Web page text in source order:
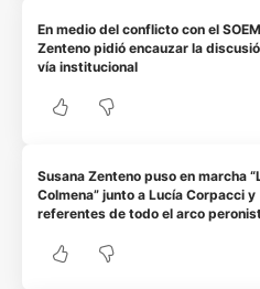
En medio del conflicto con el
Zenteno pidió encauzar la
vía institucional
Susana Zenteno puso en marcha
Colmena” junto a Lucía Corpacci y
referentes de todo el arco